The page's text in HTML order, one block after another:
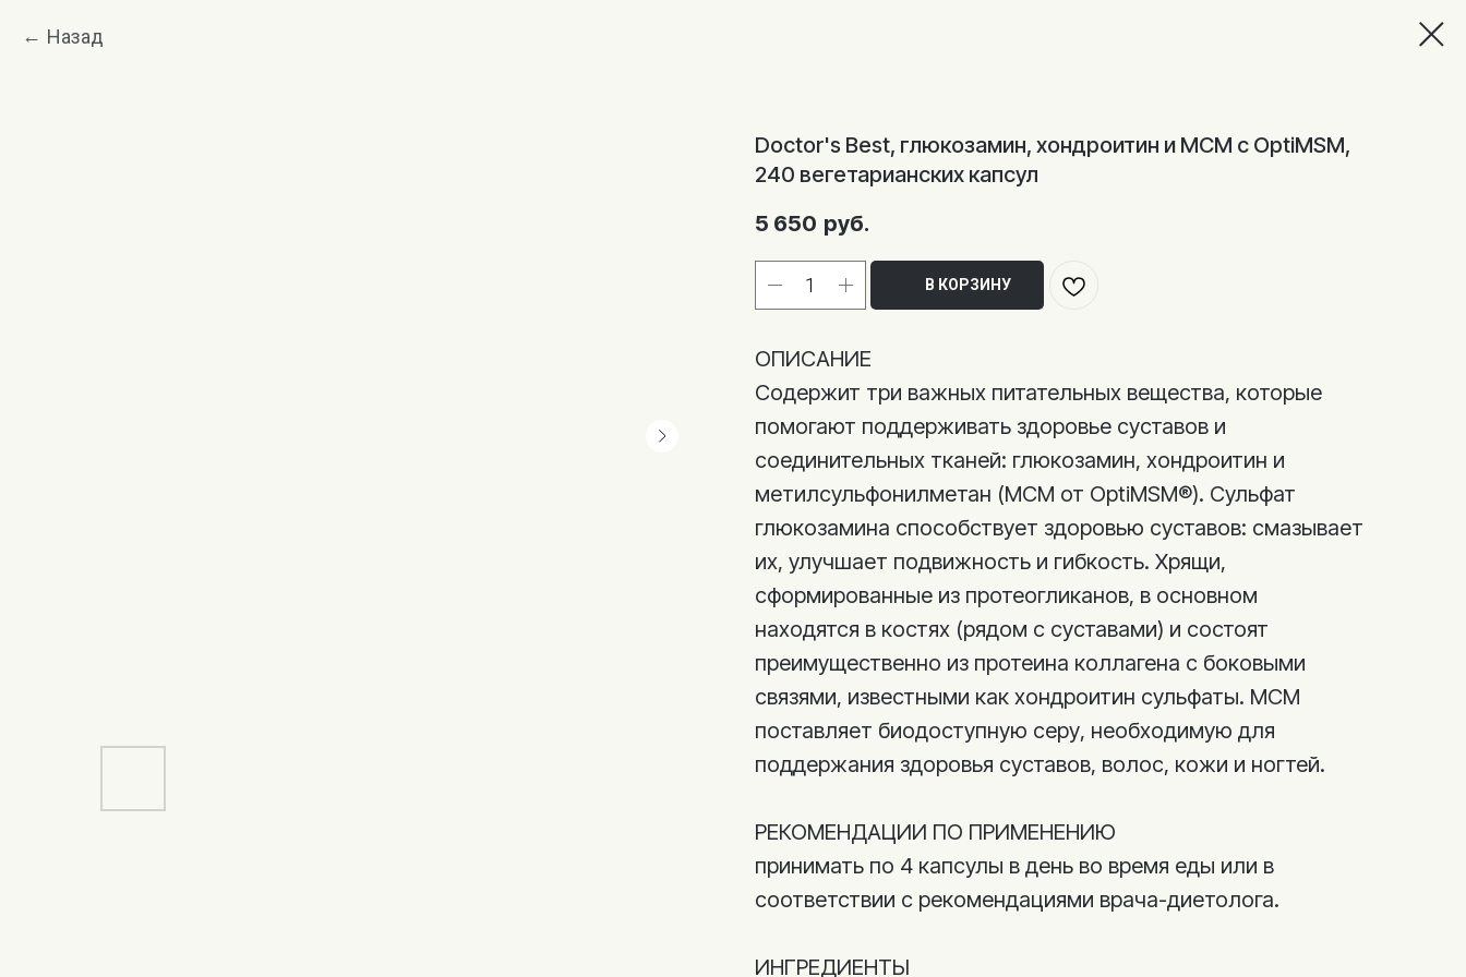
Назад
Doctor's Best, глюкозамин, хондроитин и МСМ с OptiMSM,
240 вегетарианских капсул
5 650 руб.
В КОРЗИНУ
ОПИСАНИЕ
Содержит три важных питательных вещества, которые
помогают поддерживать здоровье суставов и
соединительных тканей: глюкозамин, хондроитин и
метилсульфонилметан (МСМ от OptiMSM®). Сульфат
глюкозамина способствует здоровью суставов: смазывает
их, улучшает подвижность и гибкость. Хрящи,
сформированные из протеогликанов, в основном
находятся в костях (рядом с суставами) и состоят
преимущественно из протеина коллагена с боковыми
связями, известными как хондроитин сульфаты. МСМ
поставляет биодоступную серу, необходимую для
поддержания здоровья суставов, волос, кожи и ногтей.
РЕКОМЕНДАЦИИ ПО ПРИМЕНЕНИЮ
принимать по 4 капсулы в день во время еды или в
соответствии с рекомендациями врача-диетолога.
ИНГРЕДИЕНТЫ